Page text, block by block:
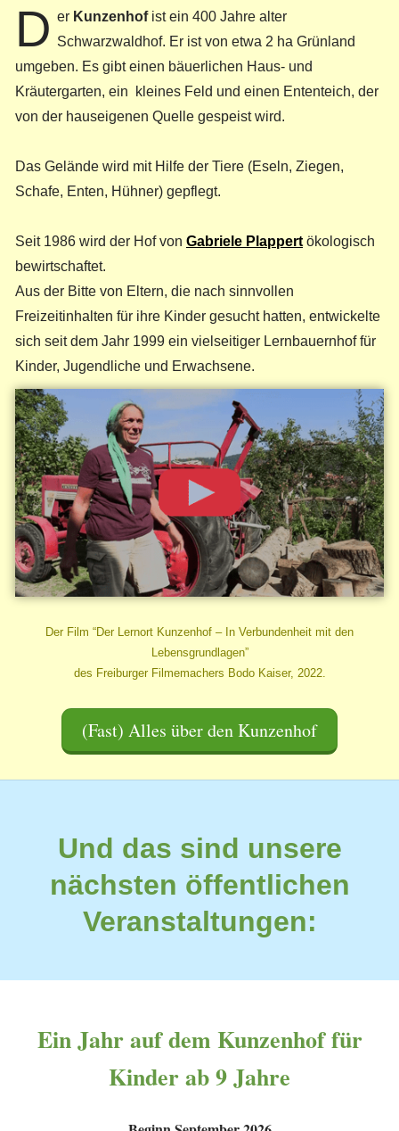
D er Kunzenhofist ein 400 Jahre alter
Schwarzwaldhof. Er ist von etwa 2 ha Grünland
umgeben. Es gibt einen bäuerlichen Haus- und
Kräutergarten, ein kleines Feld und einen Ententeich, der
von der hauseigenen Quelle gespeist wird.
Das Gelände wird mit Hilfe der Tiere (Eseln, Ziegen,
Schafe, Enten, Hühner) gepflegt.
Seit 1986 wird der Hof von Gabriele Plappert ökologisch
bewirtschaftet.
Aus der Bitte von Eltern, die nach sinnvollen
Freizeitinhalten für ihre Kinder gesucht hatten, entwickelte
sich seit dem Jahr 1999 ein vielseitiger Lernbauernhof für
Kinder, Jugendliche und Erwachsene.
Der Film “Der Lernort Kunzenhof – In Verbundenheit mit den
Lebensgrundlagen”
des Freiburger Filmemachers Bodo Kaiser, 2022.
(Fast) Alles über den Kunzenhof
Und das sind unsere
nächsten öffentlichen
Veranstaltungen:
Ein Jahr auf dem Kunzenhof für
Kinder ab 9 Jahre